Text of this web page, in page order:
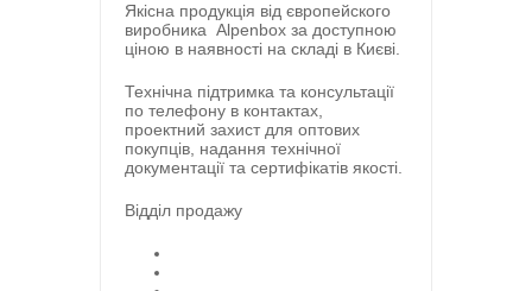
Якісна продукція від європейского
виробника Alpenbox за доступною
ціною в наявності на складі в Києві.
Технічна підтримка та консультації
по телефону в контактах,
проектний захист для оптових
покупців, надання технічної
документації та сертифікатів якості.
Відділ продажу